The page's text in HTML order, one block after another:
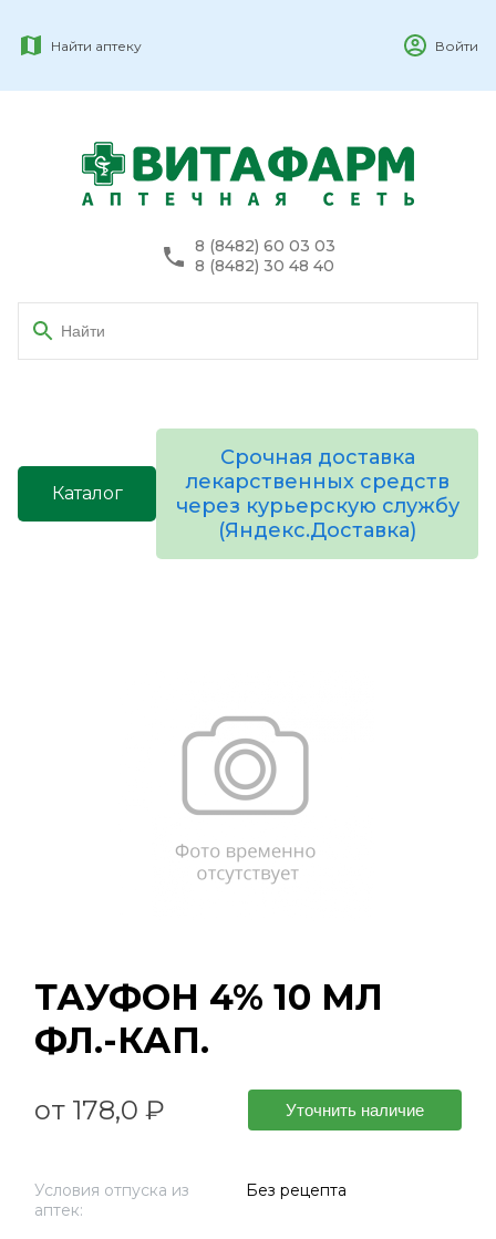
Найти аптеку Войти
8 (8482) 60 03 03
8 (8482) 30 48 40
Каталог
Срочная доставка
лекарственных средств
через курьерскую службу
(Яндекс.Доставка)
ТАУФОН 4% 10 МЛ
ФЛ.-КАП.
от 178,0 ₽ Уточнить наличие
Условия отпуска из
аптек:
Без рецепта